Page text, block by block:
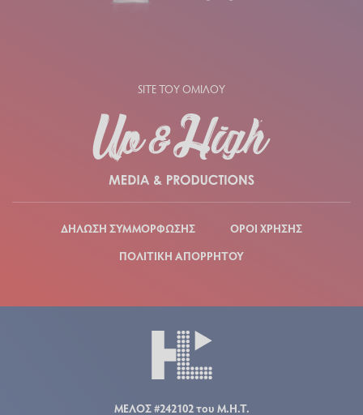
SITE ΤΟΥ ΟΜΙΛΟΥ
ΔΗΛΩΣΗ ΣΥΜΜΟΡΦΩΣΗΣ
ΟΡΟΙ ΧΡΗΣΗΣ
ΠΟΛΙΤΙΚΗ ΑΠΟΡΡΗΤΟΥ
ΜΕΛΟΣ #242102 του Μ.Η.Τ.